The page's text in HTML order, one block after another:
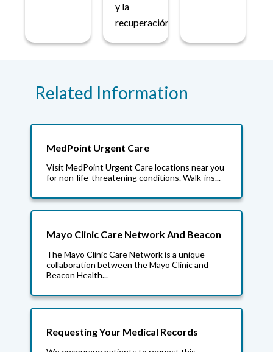
y la
recuperación.
Related Information
MedPoint Urgent Care
Visit MedPoint Urgent Care locations near you
for non-life-threatening conditions. Walk-ins...
Mayo Clinic Care Network And Beacon
The Mayo Clinic Care Network is a unique
collaboration between the Mayo Clinic and
Beacon Health...
Requesting Your Medical Records